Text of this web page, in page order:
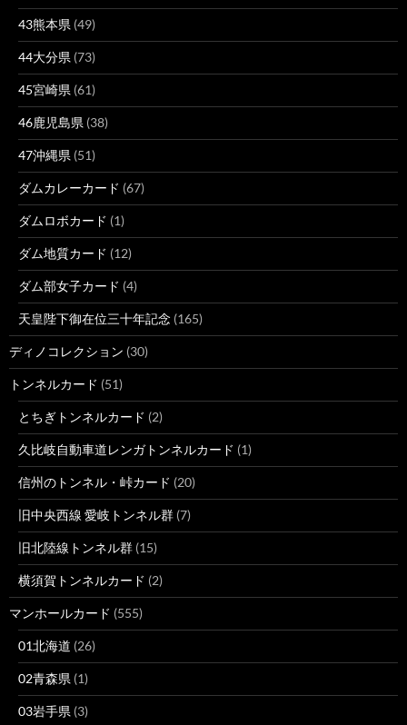
43熊本県 (49)
44大分県 (73)
45宮崎県 (61)
46鹿児島県 (38)
47沖縄県 (51)
ダムカレーカード (67)
ダムロボカード (1)
ダム地質カード (12)
ダム部女子カード (4)
天皇陛下御在位三十年記念 (165)
ディノコレクション (30)
トンネルカード (51)
とちぎトンネルカード (2)
久比岐自動車道レンガトンネルカード (1)
信州のトンネル・峠カード (20)
旧中央西線 愛岐トンネル群 (7)
旧北陸線トンネル群 (15)
横須賀トンネルカード (2)
マンホールカード (555)
01北海道 (26)
02青森県 (1)
03岩手県 (3)